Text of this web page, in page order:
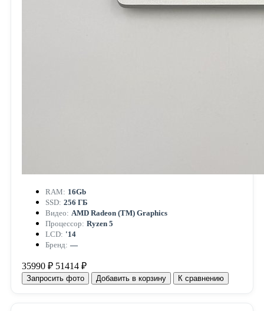
RAM: 16Gb
SSD: 256 ГБ
Видео: AMD Radeon (TM) Graphics
Процессор: Ryzen 5
LCD: '14
Бренд: —
35990 ₽ 51414 ₽
Запросить фото Добавить в корзину К сравнению